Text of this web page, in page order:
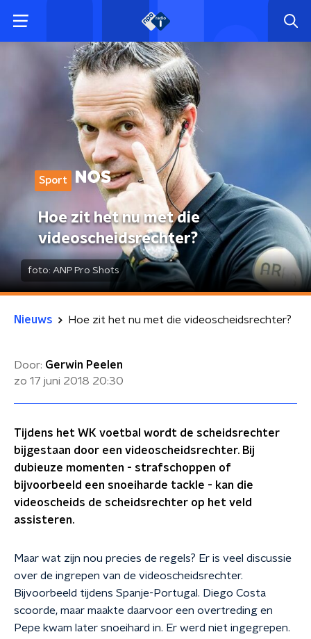
Sport
Hoe zit het nu met die
videoscheidsrechter?
foto: ANP Pro Shots
Nieuws Hoe zit het nu met die videoscheidsrechter?
Door: Gerwin Peelen
zo 17 juni 2018 20:30
Tijdens het WK voetbal wordt de scheidsrechter
bijgestaan door een videoscheidsrechter. Bij
dubieuze momenten - strafschoppen of
bijvoorbeeld een snoeiharde tackle - kan die
videoscheids de scheidsrechter op het veld
assisteren.
Maar wat zijn nou precies de regels? Er is veel discussie
over de ingrepen van de videoscheidsrechter.
Bijvoorbeeld tijdens Spanje-Portugal. Diego Costa
scoorde, maar maakte daarvoor een overtreding en
Pepe kwam later snoeihard in. Er werd niet ingegrepen.